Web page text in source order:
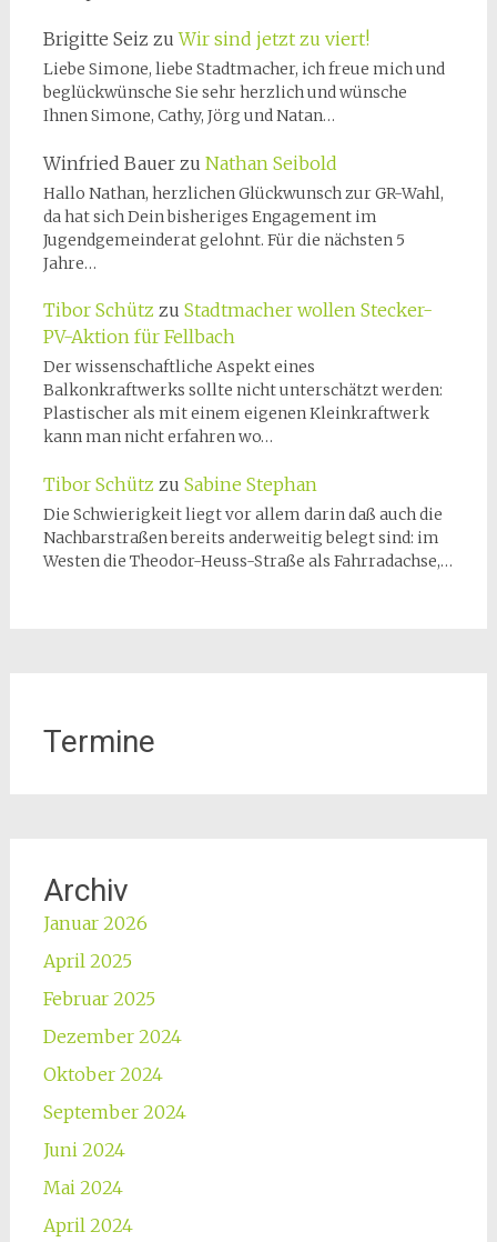
Brigitte Seiz zuWir sind jetzt zu viert!
Liebe Simone, liebe Stadtmacher, ich freue mich und
beglückwünsche Sie sehr herzlich und wünsche
Ihnen Simone, Cathy, Jörg und Natan…
Winfried Bauerzu Nathan Seibold
Hallo Nathan, herzlichen Glückwunsch zur GR-Wahl,
da hat sich Dein bisheriges Engagement im
Jugendgemeinderat gelohnt. Für die nächsten 5
Jahre…
Tibor Schütz zu Stadtmacher wollen Stecker-
PV-Aktion für Fellbach
Der wissenschaftliche Aspekt eines
Balkonkraftwerks sollte nicht unterschätzt werden:
Plastischer als mit einem eigenen Kleinkraftwerk
kann man nicht erfahren wo…
Tibor Schütz zu Sabine Stephan
Die Schwierigkeit liegt vor allem darin daß auch die
Nachbarstraßen bereits anderweitig belegt sind: im
Westen die Theodor-Heuss-Straße als Fahrradachse,…
Termine
Archiv
Januar 2026
April 2025
Februar 2025
Dezember 2024
Oktober 2024
September 2024
Juni 2024
Mai 2024
April 2024